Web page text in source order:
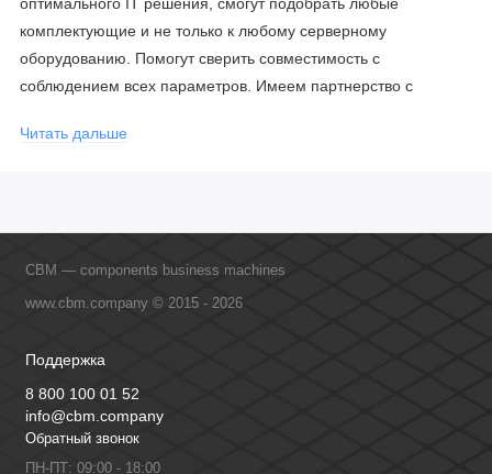
оптимального IT решения, смогут подобрать любые
комплектующие и не только к любому серверному
оборудованию. Помогут сверить совместимость с
соблюдением всех параметров. Имеем партнерство с
обучение сотрудников, что позволяет исключить ошибки даже
Читать дальше
CBM — components business machines
www.cbm.company © 2015 - 2026
Поддержка
8 800 100 01 52
info@cbm.company
Обратный звонок
ПН-ПТ: 09:00 - 18:00